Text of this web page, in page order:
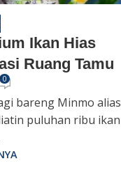
Ikan Hias
Ruang Tamu
0
bareng Minmo alias
puluhan ribu ikan